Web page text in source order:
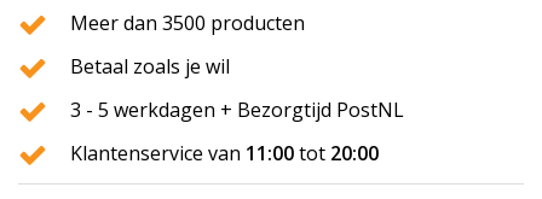
Meer dan 3500 producten
Betaal zoals je wil
3 - 5 werkdagen + Bezorgtijd PostNL
Klantenservice van 11:00tot 20:00